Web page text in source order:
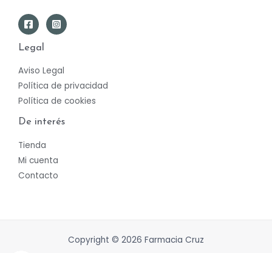
Legal
Aviso Legal
Política de privacidad
Política de cookies
De interés
Tienda
Mi cuenta
Contacto
Copyright © 2026 Farmacia Cruz